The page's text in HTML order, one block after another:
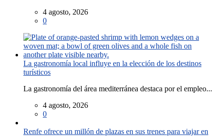
4 agosto, 2026
0
La gastronomía local influye en la elección de los destinos
turísticos
La gastronomía del área mediterránea destaca por el empleo...
4 agosto, 2026
0
Renfe ofrece un millón de plazas en sus trenes para viajar en